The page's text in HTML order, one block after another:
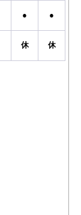
● ●
休 休